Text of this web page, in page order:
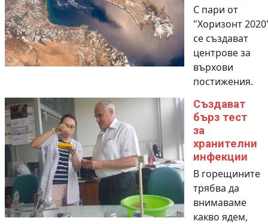
С пари от
"Хоризонт
се създават
центрове за
върхови
постижения.
Създават
бърз тест
за
хранителни
инфекции
В горещините
трябва да
внимаваме
какво ядем,